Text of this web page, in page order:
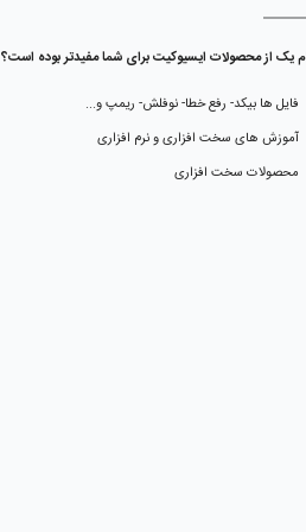
یک از محصولات ایسیوکیت برای شما مفیدتر بوده است؟
فایل ها بیکد- رفع خطا- نوفلش- ریمپ و...
آموزش های سخت افزاری و نرم افزاری
محصولات سخت افزاری